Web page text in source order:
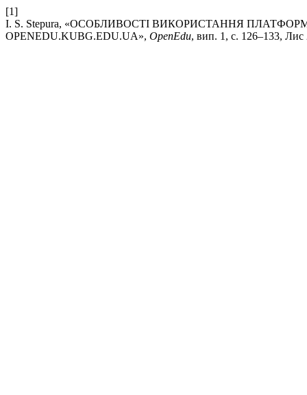
[1]
I. S. Stepura, «ОСОБЛИВОСТІ ВИКОРИСТАННЯ
OPENEDU.KUBG.EDU.UA», OpenEdu, вип. 1, с. 126–133, Лис